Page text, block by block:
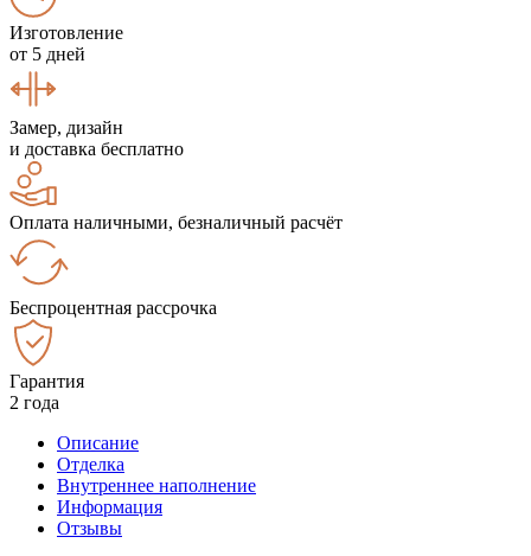
Изготовление
от 5 дней
Замер, дизайн
и доставка бесплатно
Оплата наличными, безналичный расчёт
Беспроцентная рассрочка
Гарантия
2 года
Описание
Отделка
Внутреннее наполнение
Информация
Отзывы